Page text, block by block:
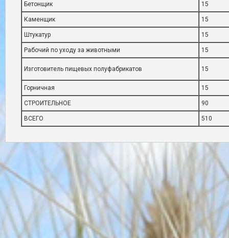
Бетонщик 15
Каменщик 15
Штукатур 15
Рабочий по уходу за животными 15
Изготовитель пищевых полуфабрикатов 15
Горничная 15
СТРОИТЕЛЬНОЕ 90
ВСЕГО 510